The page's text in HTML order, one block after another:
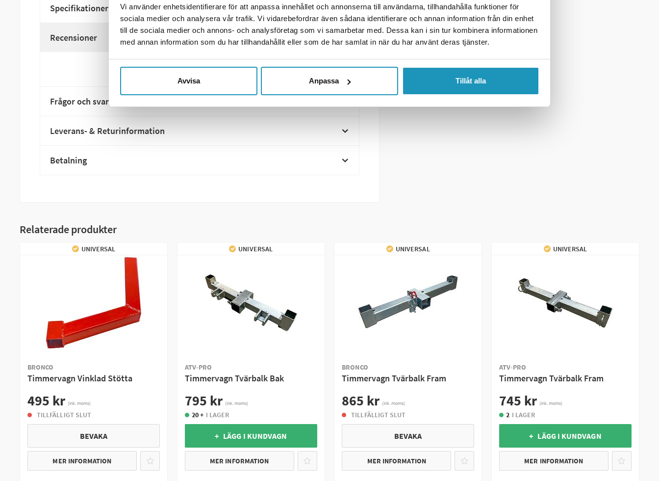
Vi använder enhetsidentifierare för att anpassa innehållet och annonserna till användarna, tillhandahålla funktioner för
sociala medier och analysera vår trafik. Vi vidarebefordrar även sådana identifierare och annan information från din enhet
till de sociala medier och annons- och analysföretag som vi samarbetar med. Dessa kan i sin tur kombinera informationen
med annan information som du har tillhandahållit eller som de har samlat in när du har använt deras tjänster.
Avvisa Anpassa Tillåt alla
Specifikationer
Recensioner
Frågor och svar
Leverans- & Returinformation
Betalning
Relaterade produkter
UNIVERSAL
BRONCO
Timmervagn Vinklad Stötta
495 kr (ink. moms)
TILLFÄLLIGT SLUT
BEVAKA
MER INFORMATION
UNIVERSAL
ATV-PRO
Timmervagn Tvärbalk Bak
795 kr (ink. moms)
20 + I LAGER
+ LÄGG I KUNDVAGN
MER INFORMATION
UNIVERSAL
BRONCO
Timmervagn Tvärbalk Fram
865 kr (ink. moms)
TILLFÄLLIGT SLUT
BEVAKA
MER INFORMATION
UNIVERSAL
ATV-PRO
Timmervagn Tvärbalk Fram
745 kr (ink. moms)
2 I LAGER
+ LÄGG I KUNDVAGN
MER INFORMATION